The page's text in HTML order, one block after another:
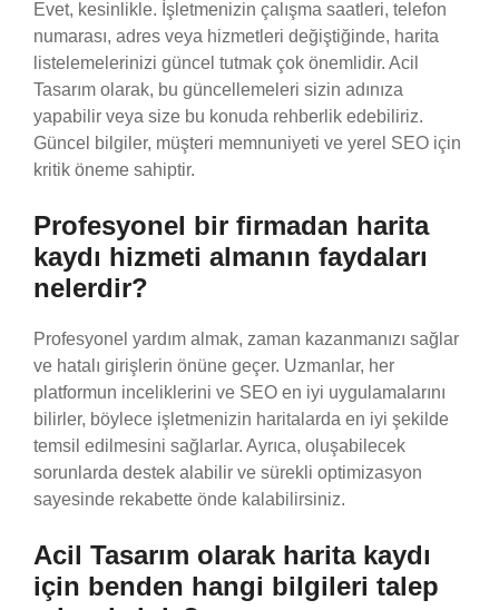
Evet, kesinlikle. İşletmenizin çalışma saatleri, telefon
numarası, adres veya hizmetleri değiştiğinde, harita
listelemelerinizi güncel tutmak çok önemlidir. Acil
Tasarım olarak, bu güncellemeleri sizin adınıza
yapabilir veya size bu konuda rehberlik edebiliriz.
Güncel bilgiler, müşteri memnuniyeti ve yerel SEO için
kritik öneme sahiptir.
Profesyonel bir firmadan harita
kaydı hizmeti almanın faydaları
nelerdir?
Profesyonel yardım almak, zaman kazanmanızı sağlar
ve hatalı girişlerin önüne geçer. Uzmanlar, her
platformun inceliklerini ve SEO en iyi uygulamalarını
bilirler, böylece işletmenizin haritalarda en iyi şekilde
temsil edilmesini sağlarlar. Ayrıca, oluşabilecek
sorunlarda destek alabilir ve sürekli optimizasyon
sayesinde rekabette önde kalabilirsiniz.
Acil Tasarım olarak harita kaydı
için benden hangi bilgileri talep